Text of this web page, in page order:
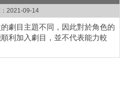
2021-09-14
劇目主題不同，因此對於角色的
利加入劇目，並不代表能力較